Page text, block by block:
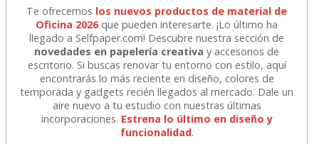
Te ofrecemos los nuevos productos de material de
Oficina 2026 que pueden interesarte. ¡Lo último ha
llegado a Selfpaper.com! Descubre nuestra sección de
novedades en papelería creativa y accesorios de
escritorio. Si buscas renovar tu entorno con estilo, aquí
encontrarás lo más reciente en diseño, colores de
temporada y gadgets recién llegados al mercado. Dale un
aire nuevo a tu estudio con nuestras últimas
incorporaciones. Estrena lo último en diseño y
funcionalidad.